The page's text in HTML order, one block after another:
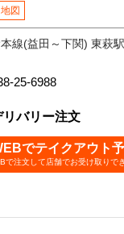
地図
線(益田～下関) 東萩駅
25-6988
バリー注文
でテイクアウト
で注文して店舗でお受け取りで